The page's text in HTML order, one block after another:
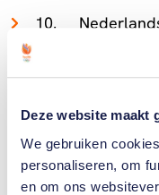
Deze website maakt
We gebruiken
personaliseren, om
en om ons
Federatie